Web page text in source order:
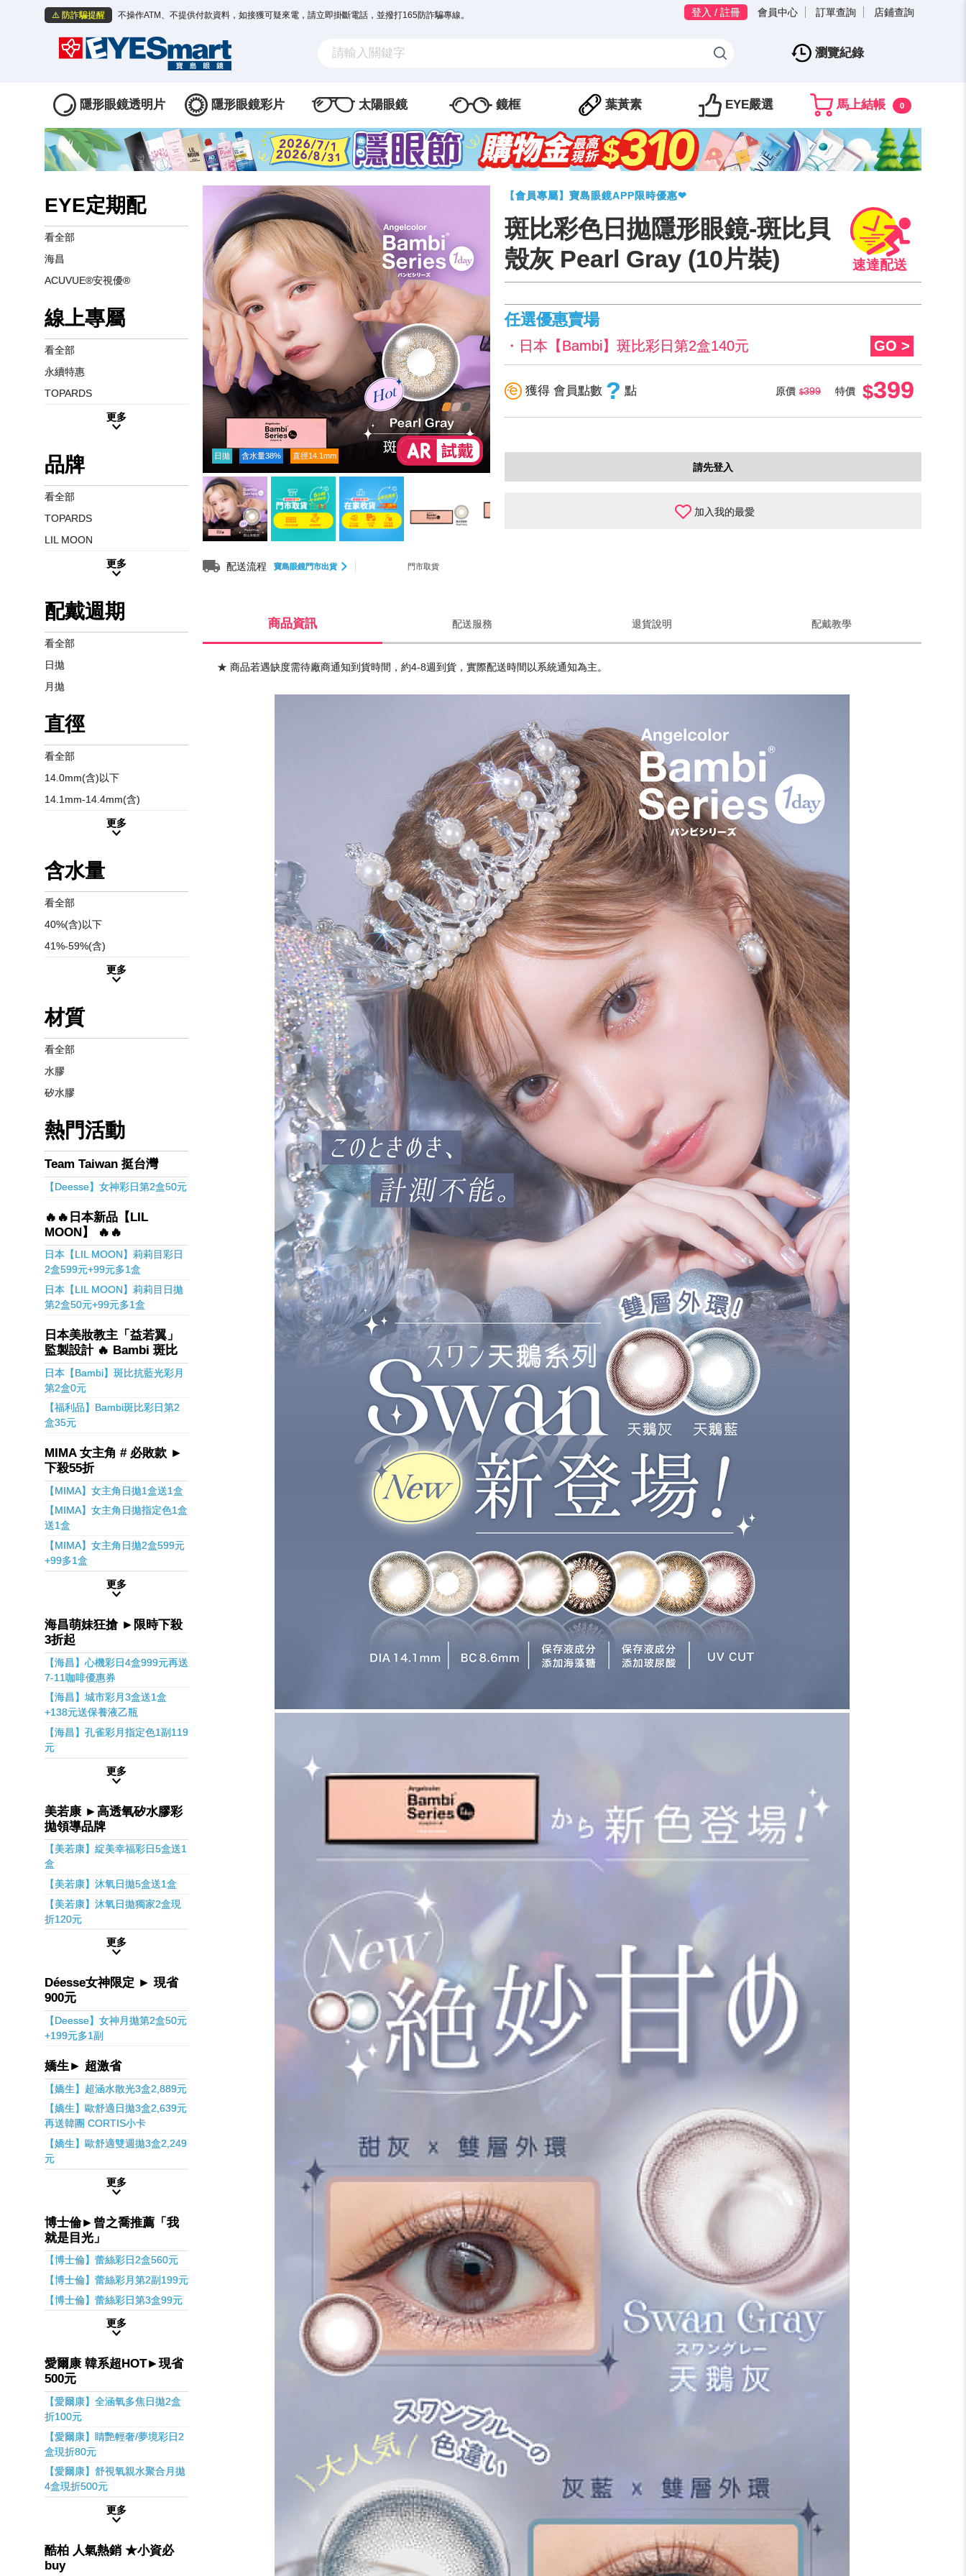
⚠️ 防詐騙提醒 不操作ATM、不提供付款資料，如接獲可疑來電，請立即掛斷電話，並撥打165防詐騙專線。 登入 / 註冊 會員中心 訂單查詢 店鋪查詢
瀏覽紀錄
隱形眼鏡透明片 隱形眼鏡彩片 太陽眼鏡 鏡框 葉黃素 EYE嚴選 馬上結帳 0
EYE定期配
看全部
海昌
ACUVUE®安視優®
線上專屬
看全部
永續特惠
TOPARDS
更多
品牌
看全部
TOPARDS
LIL MOON
更多
配戴週期
看全部
日拋
月拋
直徑
看全部
14.0mm(含)以下
14.1mm-14.4mm(含)
更多
含水量
看全部
40%(含)以下
41%-59%(含)
更多
材質
看全部
水膠
矽水膠
熱門活動
Team Taiwan 挺台灣
【Deesse】女神彩日第2盒50元
🔥🔥日本新品【LIL
MOON】 🔥🔥
日本【LIL MOON】莉莉目彩日
2盒599元+99元多1盒
日本【LIL MOON】莉莉目日拋
第2盒50元+99元多1盒
日本美妝教主「益若翼」
監製設計 🔥 Bambi 斑比
日本【Bambi】斑比抗藍光彩月
第2盒0元
【福利品】Bambi斑比彩日第2
盒35元
MIMA 女主角 # 必敗款 ►
下殺55折
【MIMA】女主角日拋1盒送1盒
【MIMA】女主角日拋指定色1盒
送1盒
【MIMA】女主角日拋2盒599元
+99多1盒
更多
海昌萌妹狂搶 ►限時下殺
3折起
【海昌】心機彩日4盒999元再送
7-11咖啡優惠券
【海昌】城市彩月3盒送1盒
+138元送保養液乙瓶
【海昌】孔雀彩月指定色1副119
元
更多
美若康 ►高透氧矽水膠彩
拋領導品牌
【美若康】綻美幸福彩日5盒送1
盒
【美若康】沐氧日拋5盒送1盒
【美若康】沐氧日拋獨家2盒現
折120元
更多
Déesse女神限定 ► 現省
900元
【Deesse】女神月拋第2盒50元
+199元多1副
嬌生► 超激省
【嬌生】超涵水散光3盒2,889元
【嬌生】歐舒適日拋3盒2,639元
再送韓團 CORTIS小卡
【嬌生】歐舒適雙週拋3盒2,249
元
更多
博士倫►曾之喬推薦「我
就是目光」
【博士倫】蕾絲彩日2盒560元
【博士倫】蕾絲彩月第2副199元
【博士倫】蕾絲彩日第3盒99元
更多
愛爾康 韓系超HOT►現省
500元
【愛爾康】全涵氧多焦日拋2盒
折100元
【愛爾康】睛艷輕奢/夢境彩日2
盒現折80元
【愛爾康】舒視氧親水聚合月拋
4盒現折500元
更多
酷柏 人氣熱銷 ★小資必
buy
日拋 含水量38% 直徑14.1mm
配送流程 寶島眼鏡門市出貨 門市取貨
【會員專屬】寶島眼鏡APP限時優惠❤
斑比彩色日拋隱形眼鏡-斑比貝
殼灰 Pearl Gray (10片裝)
任選優惠賣場
・日本【Bambi】斑比彩日第2盒140元 GO >
獲得 會員點數 ? 點 原價 399 特價 399
請先登入
加入我的最愛
商品資訊 配送服務 退貨說明 配戴教學
★ 商品若遇缺度需待廠商通知到貨時間，約4-8週到貨，實際配送時間以系統通知為主。